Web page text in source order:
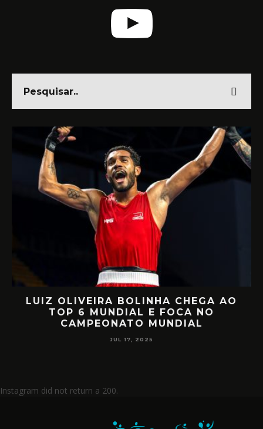
LUIZ OLIVEIRA BOLINHA CHEGA AO
TOP 6 MUNDIAL E FOCA NO
CAMPEONATO MUNDIAL
JUL 17, 2025
Instagram did not return a 200.